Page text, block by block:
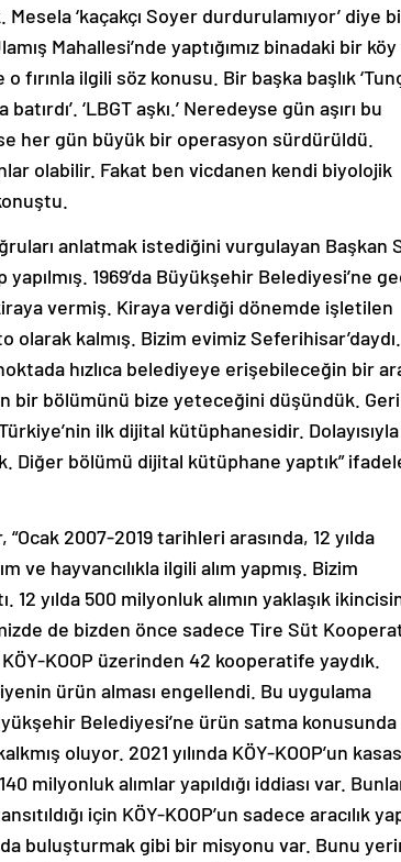
Mesela ‘kaçakçı Soyer durdurulamıyor’ diye
Mahallesi’nde yaptığımız binadaki bir köy
fırınla ilgili söz konusu. Bir başka başlık
‘LBGT aşkı.’ Neredeyse gün aşırı bu
her gün büyük bir operasyon sürdürüldü.
olabilir. Fakat ben vicdanen kendi biyolojik
anlatmak istediğini vurgulayan Başkan
1969’da Büyükşehir Belediyesi’ne
vermiş. Kiraya verdiği dönemde işletilen
olarak kalmış. Bizim evimiz Seferihisar’daydı.
hızlıca belediyeye erişebileceğin bir
bir bölümünü bize yeteceğini düşündük.
ilk dijital kütüphanesidir.
Diğer bölümü dijital kütüphane yaptık”
2007-2019 tarihleri arasında, 12 yılda
ve hayvancılıkla ilgili alım yapmış. Bizim
12 yılda 500 milyonluk alımın yaklaşık
de bizden önce sadece Tire Süt
KOOP üzerinden 42 kooperatife yaydık.
ürün alması engellendi. Bu uygulama
Belediyesi’ne ürün satma konusunda
oluyor. 2021 yılında KÖY-KOOP’un
milyonluk alımlar yapıldığı iddiası var.
için KÖY-KOOP’un sadece aracılık
buluşturmak gibi bir misyonu var. Bunu